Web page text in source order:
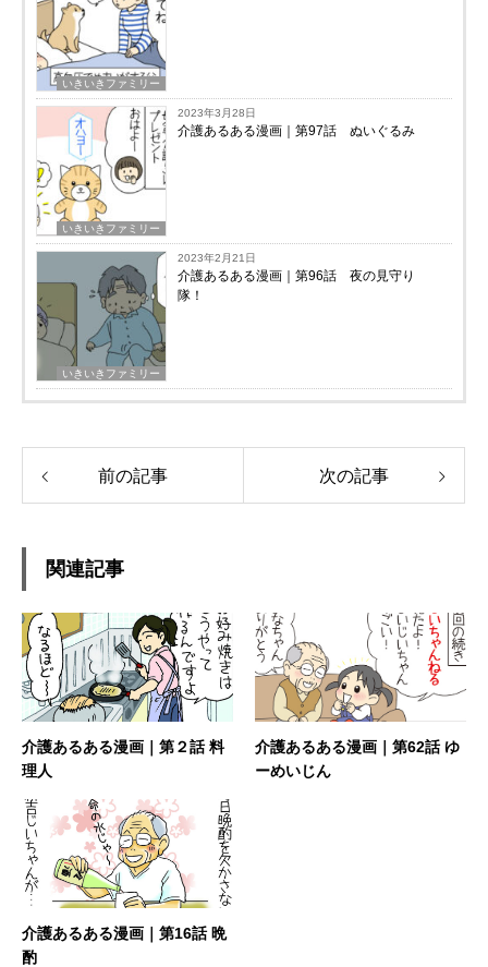
いきいきファミリー
いきいきファミリー
2023年3月28日
介護あるある漫画｜第97話 ぬいぐるみ
いきいきファミリー
2023年2月21日
介護あるある漫画｜第96話 夜の見守り
隊！
前の記事 次の記事
関連記事
介護あるある漫画｜第２話 料
理人
介護あるある漫画｜第62話 ゆ
ーめいじん
介護あるある漫画｜第16話 晩
酌